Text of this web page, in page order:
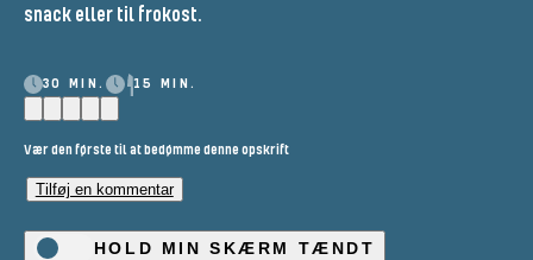
snack eller til frokost.
30 MIN. 15 MIN.
Vær den første til at bedømme denne opskrift
Tilføj en kommentar
HOLD MIN SKÆRM TÆNDT